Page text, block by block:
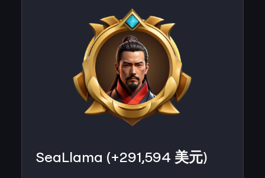
SeaLlama (+291,594 美元)